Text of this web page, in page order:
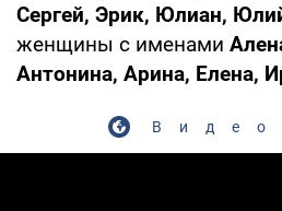
Сергей, Эрик, Юлиан,
женщины с именами
Антонина, Арина, Елена,